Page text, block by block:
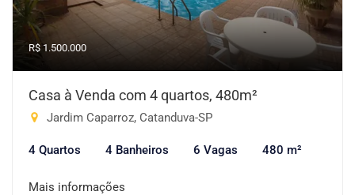
R$ 1.500.000
Casa à Venda com 4 quartos, 480m²
Jardim Caparroz, Catanduva-SP
4 Quartos 4 Banheiros 6 Vagas 480 m²
Mais informações